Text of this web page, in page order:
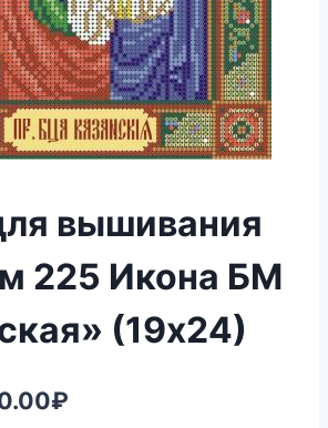
вышивания
225 Икона БМ
(19х24)
₽